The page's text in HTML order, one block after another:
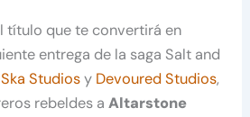
título que te convertirá en
entrega de la saga Salt and
Ska Studiosy Devoured Studios,
rebeldes aAltarstone